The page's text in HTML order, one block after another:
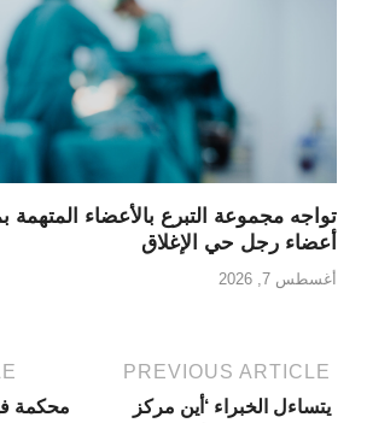
تواجه مجموعة التبرع بالأعضاء المتهمة
أعضاء رجل حي الإغلاق
أغسطس 7, 2026
PREVIOUS ARTICLE
يتساءل الخبراء ‘أين مركز
محكمة